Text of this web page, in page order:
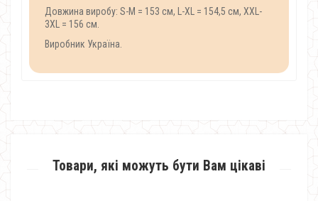
Довжина виробу: S-M = 153 см, L-XL = 154,5 см, XXL-
3XL = 156 см.
Виробник Україна.
Товари, які можуть бути Вам цікаві